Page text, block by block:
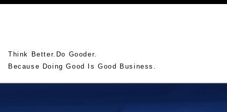
Think Better.Do Gooder.
Because Doing Good Is Good Business.